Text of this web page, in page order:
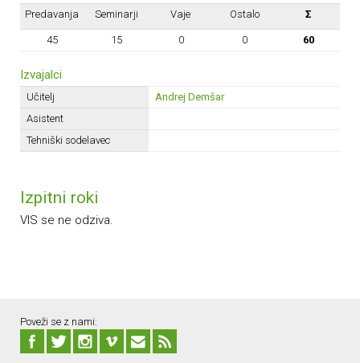
Predavanja Seminarji Vaje Ostalo Σ
45 15 0 0 60
Izvajalci
Učitelj
Andrej Demšar
Asistent
Tehniški sodelavec
Izpitni roki
VIS se ne odziva.
Poveži se z nami: